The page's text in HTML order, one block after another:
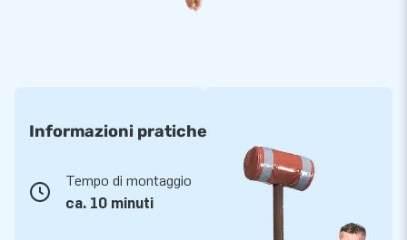
Informazioni pratiche
Tempo di montaggio
ca. 10 minuti